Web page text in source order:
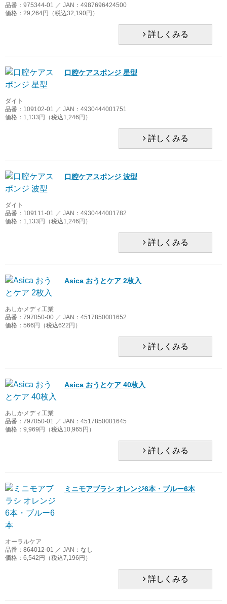
品番：975344-01 ／ JAN：4987696424500
価格：29,264円（税込32,190円）
詳しくみる
口腔ケアスポンジ 星型
ダイト
品番：109102-01 ／ JAN：4930444001751
価格：1,133円（税込1,246円）
詳しくみる
口腔ケアスポンジ 波型
ダイト
品番：109111-01 ／ JAN：4930444001782
価格：1,133円（税込1,246円）
詳しくみる
Asica おうとケア 2枚入
あしかメディ工業
品番：797050-00 ／ JAN：4517850001652
価格：566円（税込622円）
詳しくみる
Asica おうとケア 40枚入
あしかメディ工業
品番：797050-01 ／ JAN：4517850001645
価格：9,969円（税込10,965円）
詳しくみる
ミニモアブラシ オレンジ6本・ブルー6本
オーラルケア
品番：864012-01 ／ JAN：なし
価格：6,542円（税込7,196円）
詳しくみる